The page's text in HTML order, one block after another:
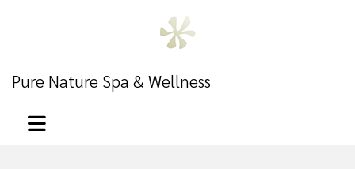
Pure Nature Spa & Wellness